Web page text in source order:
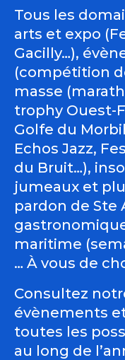
Tous les
arts et expo
Gacilly…),
(compétition
masse
trophy Ouest-
Golfe du
Echos Jazz,
du Bruit…),
jumeaux et
pardon de Ste
maritime
… À vous de
Consultez
évènements
toutes les
au long de